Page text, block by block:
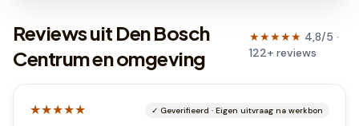
Reviews uit Den Bosch
Centrum en omgeving
★★★★★ 4,8/5 ·
122+reviews
★★★★★ ✓ Geverifieerd · Eigen uitvraag na werkbon